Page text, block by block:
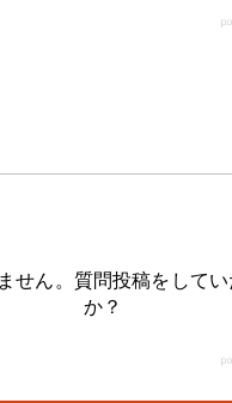
せん。質問投稿をして
か？